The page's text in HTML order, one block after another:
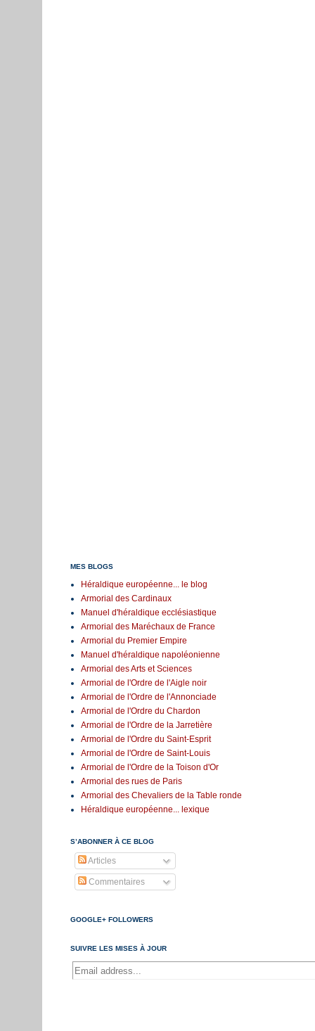
MES BLOGS
Héraldique européenne... le blog
Armorial des Cardinaux
Manuel d'héraldique ecclésiastique
Armorial des Maréchaux de France
Armorial du Premier Empire
Manuel d'héraldique napoléonienne
Armorial des Arts et Sciences
Armorial de l'Ordre de l'Aigle noir
Armorial de l'Ordre de l'Annonciade
Armorial de l'Ordre du Chardon
Armorial de l'Ordre de la Jarretière
Armorial de l'Ordre du Saint-Esprit
Armorial de l'Ordre de Saint-Louis
Armorial de l'Ordre de la Toison d'Or
Armorial des rues de Paris
Armorial des Chevaliers de la Table ronde
Héraldique européenne... lexique
S’ABONNER À CE BLOG
Articles
Commentaires
GOOGLE+ FOLLOWERS
SUIVRE LES MISES À JOUR